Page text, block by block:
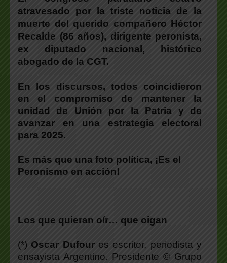
atravesado por la triste noticia de la
muerte del querido compañero Héctor
Recalde (86 años), dirigente peronista,
ex diputado nacional, histórico
abogado de la CGT.
En los discursos, todos coincidieron
en el compromiso de mantener la
unidad de Unión por la Patria y de
avanzar en una estrategia electoral
para 2025.
Es más que una foto política, ¡Es el
Peronismo en acción!
Los que quieran oír… que oigan
(*) Oscar Dufour es escritor, periodista y
ensayista Argentino. Presidente © Grupo